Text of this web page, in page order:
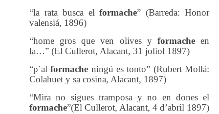
“la rata busca elformache” (Barreda: Honor
valensiá, 1896)
“home gros que ven olives y formacheen
la…” (El Cullerot, Alacant, 31 joliol 1897)
“p´alformache ningú es tonto” (Rubert Mollá:
Colahuet y sa cosina, Alacant, 1897)
“Mira no sigues tramposa y no en dones el
formache”(El Cullerot, Alacant, 4 d’abril 1897)